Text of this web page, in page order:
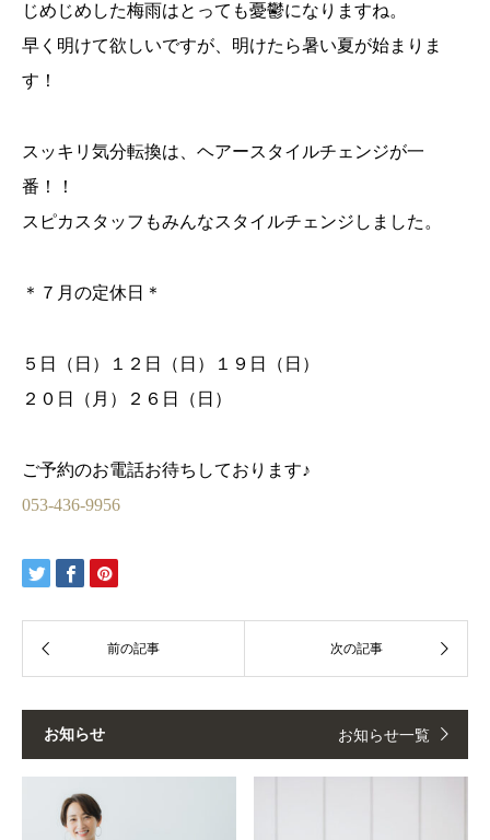
じめじめした梅雨はとっても憂鬱になりますね。
早く明けて欲しいですが、明けたら暑い夏が始まりま
す！
スッキリ気分転換は、ヘアースタイルチェンジが一
番！！
スピカスタッフもみんなスタイルチェンジしました。
＊７月の定休日＊
５日（日）１２日（日）１９日（日）
２０日（月）２６日（日）
ご予約のお電話お待ちしております♪
053-436-9956
お知らせ お知らせ一覧